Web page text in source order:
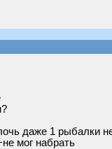
даже 1 рыбалки
мог набрать